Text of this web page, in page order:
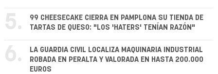
5.
99 CHEESECAKE CIERRA EN PAMPLONA SU TIENDA DE
TARTAS DE QUESO: "LOS 'HATERS' TENÍAN RAZÓN"
6.
LA GUARDIA CIVIL LOCALIZA MAQUINARIA INDUSTRIAL
ROBADA EN PERALTA Y VALORADA EN HASTA 200.000
EUROS